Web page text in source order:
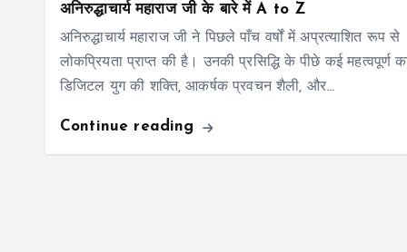
अनिरुद्धाचार्य महाराज जी के बारे में A to Z
अनिरुद्धाचार्य महाराज जी ने पिछले पाँच वर्षों में अप्रत्याशित रूप से
लोकप्रियता प्राप्त की है। उनकी प्रसिद्धि के पीछे कई महत्वपूर्ण
डिजिटल युग की शक्ति, आकर्षक प्रवचन शैली, और…
Continue reading